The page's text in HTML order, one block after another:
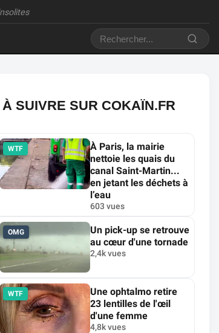
À SUIVRE SUR COKAÏN.FR
WTF
À Paris, la mairie
nettoie les quais du
canal Saint-Martin...
en jetant les déchets à
l’eau
603 vues
OMG
Un pick-up se retrouve
au cœur d'une tornade
2,4k vues
WTF
Une ophtalmo retire
23 lentilles de l'œil
d'une femme
4,8k vues